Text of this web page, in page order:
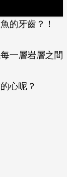
的牙齒？！
一層岩層之間
心呢？